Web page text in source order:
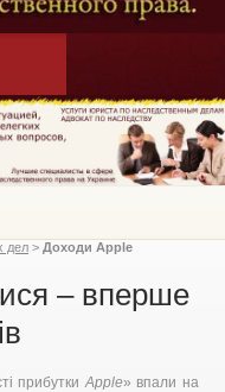
дел > Доходи Apple
– вперше
прибуткиApple» впали на